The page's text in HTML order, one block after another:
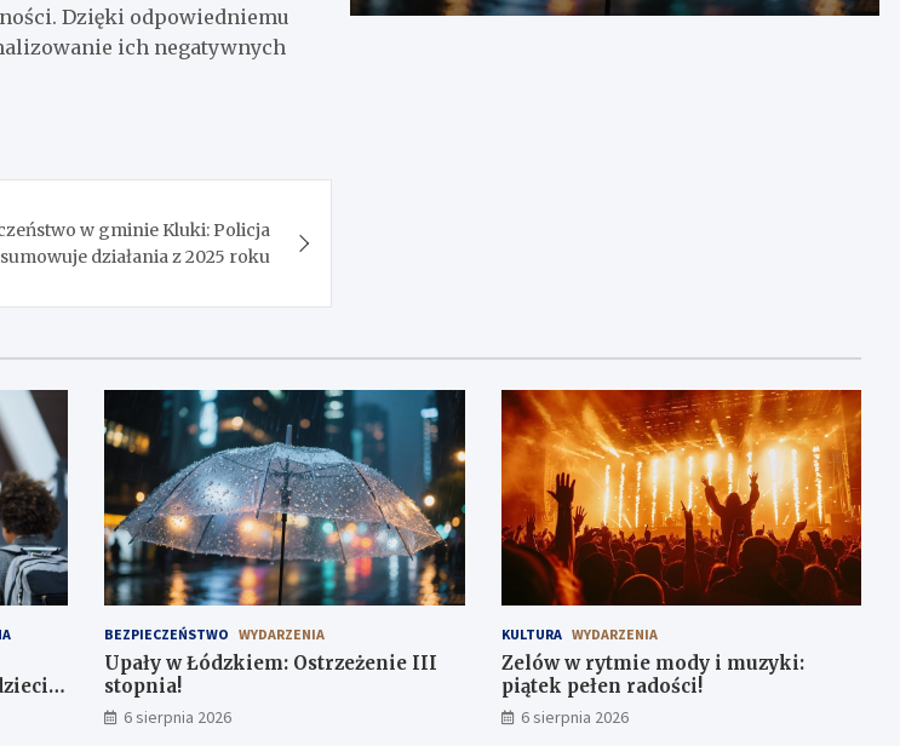
Dzięki odpowiedniemu
ich negatywnych
w gminie Kluki: Policja
działania z 2025 roku
z
BEZPIECZEŃSTWO WYDARZENIA
Upały w Łódzkiem: Ostrzeżenie III
stopnia!
6 sierpnia 2026
KULTURA WYDARZENIA
Zelów w rytmie mody i muzyki:
piątek pełen radości!
6 sierpnia 2026